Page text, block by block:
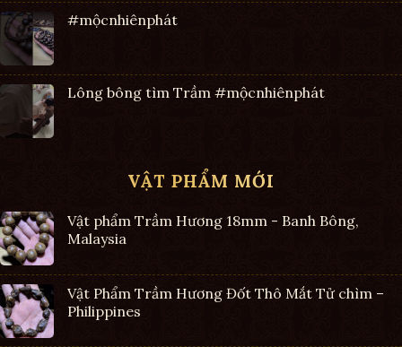
#mộcnhiênphát
Lông bông tìm Trầm #mộcnhiênphát
VẬT PHẨM MỚI
Vật phẩm Trầm Hương 18mm - Banh Bông,
Malaysia
Vật Phẩm Trầm Hương Đốt Thô Mắt Tử chìm –
Philippines